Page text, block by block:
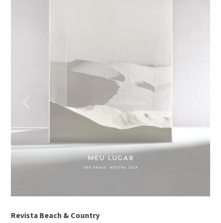
Revista Beach & Country
Previous